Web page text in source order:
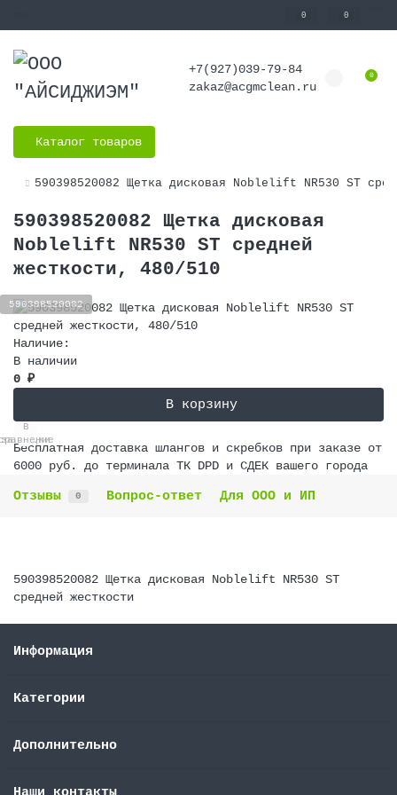
0 0
+7(927)039-79-84
zakaz@acgmclean.ru
0
Каталог товаров
590398520082 Щетка дисковая Noblelift NR530 ST
590398520082 Щетка дисковая
Noblelift NR530 ST средней
жесткости, 480/510
590398520082
Наличие:
В наличии
0 ₽
В корзину
В
закладки
В
Бесплатная доставка шлангов и скребков при заказе от
6000 руб. до терминала ТК DPD и СДЕК вашего города
Отзывы 0 Вопрос-ответ Для ООО и ИП
590398520082 Щетка дисковая Noblelift NR530 ST
средней жесткости
Информация
Категории
Дополнительно